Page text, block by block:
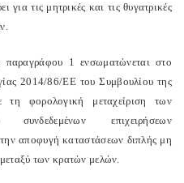
τις μητρικές και τις θυγατρικές
παραγράφου 1 ενσωματώνεται στο
2014/86/ΕΕ του Συμβουλίου της
φορολογική μεταχείριση των
επιχειρήσεων
αποφυγή καταστάσεων διπλής μη
των κρατών μελών.